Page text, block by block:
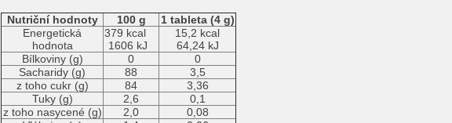
Nutriční hodnoty 100 g
1 tableta (4 g)
Energetická
hodnota
379 kcal
1606 kJ
15,2 kcal
64,24 kJ
Bílkoviny (g)
0
0
Sacharidy (g)
88
3,5
z toho cukr (g)
84
3,36
Tuky (g)
2,6
0,1
z toho nasycené (g)
2,0
0,08